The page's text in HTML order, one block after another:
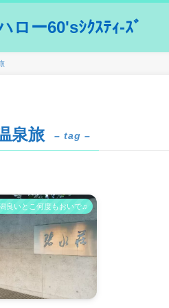
ロー60'sｼｸｽﾃｨ-ｽﾞ
泉旅 – tag –
良いとこ何度もおいで♫